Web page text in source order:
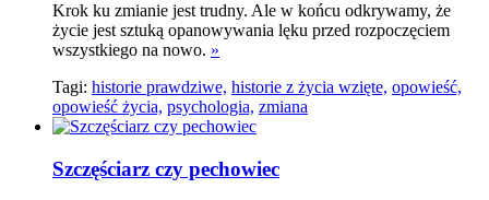
Krok ku zmianie jest trudny. Ale w końcu odkrywamy, że
życie jest sztuką opanowywania lęku przed rozpoczęciem
wszystkiego na nowo. »
Tagi: historie prawdziwe, historie z życia wzięte, opowieść,
opowieść życia, psychologia, zmiana
Szczęściarz czy pechowiec